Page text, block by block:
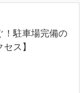
！駐車場完備の
ス】